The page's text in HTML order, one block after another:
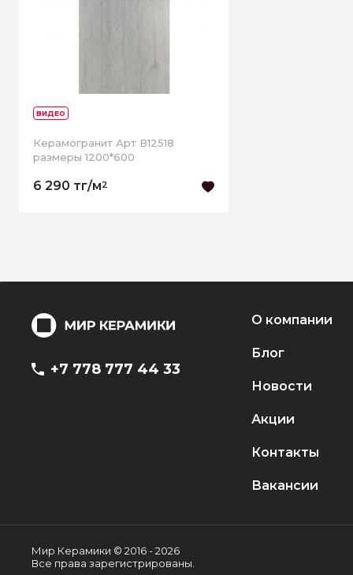
ВИДЕО
Керамогранит Арт В12518
размеры 1200*600
6 290 тг/м2
+7 778 777 44 33
О компании
Блог
Новости
Акции
Контакты
Вакансии
Мир Керамики © 2016 - 2026
Все права зарегистрированы.